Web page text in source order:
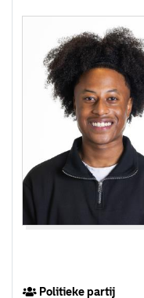
Politieke partij